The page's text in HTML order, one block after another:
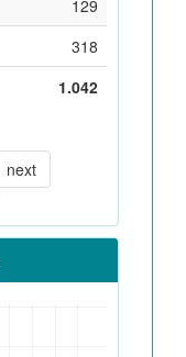
129
318
1.042
next